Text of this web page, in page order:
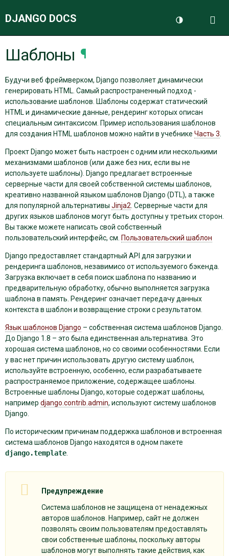
DJANGO DOCS
ДОКУМЕНТАЦИЯ
БЛОГ
Шаблоны ¶
Будучи веб фреймверком, Django позволяет динамически
генерировать HTML. Самый распространенный подход -
использование шаблонов. Шаблоны содержат статический
HTML и динамические данные, рендеринг которых описан
специальным синтаксисом. Пример использования шаблонов
для создания HTML шаблонов можно найти в учебнике Часть 3.
Проект Django может быть настроен с одним или несколькими
механизмами шаблонов (или даже без них, если вы не
используете шаблоны). Django предлагает встроенные
серверные части для своей собственной системы шаблонов,
креативно названной языком шаблонов Django (DTL), а также
для популярной альтернативы Jinja2. Серверные части для
других языков шаблонов могут быть доступны у третьих сторон.
Вы также можете написать свой собственный
пользовательский интерфейс, см. Пользовательский шаблон
Django предоставляет стандартный API для загрузки и
рендеринга шаблонов, незавимисо от используемого бэкенда.
Загрузка включает в себя поиск шаблона по названию и
предварительную обработку, обычно выполняется загрузка
шаблона в память. Рендеринг означает передачу данных
контекста в шаблон и возвращение строки с результатом.
Язык шаблонов Django – собственная система шаблонов Django.
До Django 1.8 – это была единственная альтернатива. Это
хорошая система шаблонов, но со своими особенностями. Если
у вас нет причин использовать другую систему шаблон,
используйте встроенную, особенно, если разрабатываете
распространяемое приложение, содержащее шаблоны.
Встроенные шаблоны Django, которые содержат шаблоны,
например django.contrib.admin, используют систему шаблонов
Django.
По историческим причинам поддержка шаблонов и встроенная
система шаблонов Django находятся в одном пакете
django.template.
Предупреждение
Система шаблонов не защищена от ненадежных
авторов шаблонов. Например, сайт не должен
позволять своим пользователям предоставлять
свои собственные шаблоны, поскольку авторы
шаблонов могут выполнять такие действия, как